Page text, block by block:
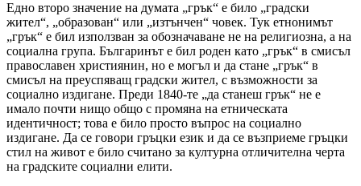
Едно второ значение на думата „грък“ е било „градски
жител“, „образован“ или „изтънчен“ човек. Тук етнонимът
„грък“ е бил използван за обозначаване не на религиозна, а на
социална група. Българинът е бил роден като „грък“ в смисъл
православен християнин, но е могъл и да стане „грък“ в
смисъл на преуспяващ градски жител, с възможности за
социално издигане. Преди 1840-те „да станеш грък“ не е
имало почти нищо общо с промяна на етническата
идентичност; това е било просто въпрос на социално
издигане. Да се говори гръцки език и да се възприеме гръцки
стил на живот е било считано за културна отличителна черта
на градските социални елити.